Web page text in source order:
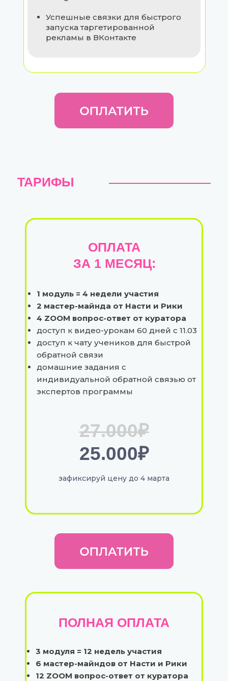
Успешные связки для быстрого
запуска таргетированной
рекламы в ВКонтакте
ТАРИФЫ
ОПЛАТА
ЗА 1 МЕСЯЦ:
1 модуль = 4 недели участия
2 мастер-майнда от Насти и Рики
4 ZOOM вопрос-ответ от куратора
доступ к видео-урокам 60 дней с 11.03
доступ к чату учеников для быстрой
обратной связи
домашние задания с
индивидуальной обратной связью от
экспертов программы
зафиксируй цену до 4 марта
27.000₽
25.000₽
ПОЛНАЯ ОПЛАТА
3 модуля = 12 недель участия
6 мастер-майндов от Насти и Рики
12 ZOOM вопрос-ответ от куратора